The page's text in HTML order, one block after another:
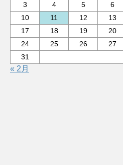
3
4 5 6
10
11 12 13
17
18 19 20
24
25 26 27
31
« 2月